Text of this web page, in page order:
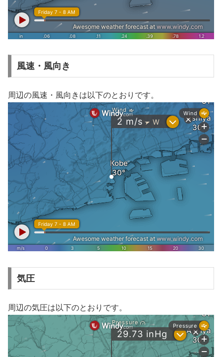
風速・風向き
周辺の風速・風向きは以下のとおりです。
気圧
周辺の気圧は以下のとおりです。